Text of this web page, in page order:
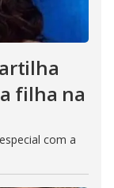
filha na
com a